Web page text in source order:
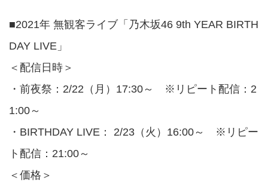
■2021年 無観客ライブ「乃木坂46 9th YEAR BIRTH
DAY LIVE」
＜配信日時＞
・前夜祭：2/22（月）17:30～ ※リピート配信：2
1:00～
・BIRTHDAY LIVE： 2/23（火）16:00～ ※リピー
ト配信：21:00～
＜価格＞